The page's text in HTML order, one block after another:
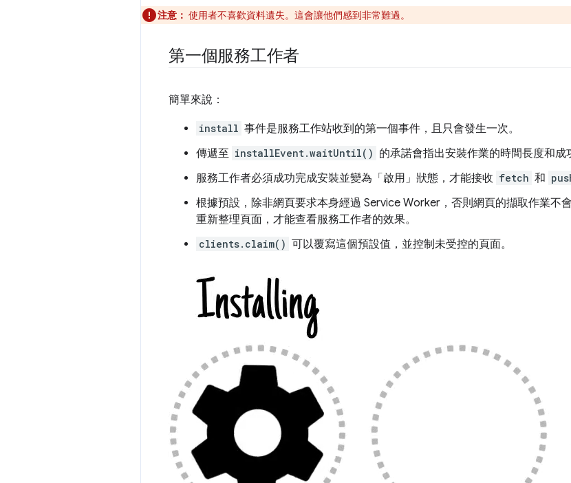
注意： 使用者不喜歡資料遺失。這會讓他們感到非常難過。
第一個服務工作者
簡單來說：
install 事件是服務工作站收到的第一個事件，且只會發生一次。
傳遞至 installEvent.waitUntil() 的承諾會指出安裝作業的時間長度和成
服務工作者必須成功完成安裝並變為「啟用」狀態，才能接收 fetch 和
根據預設，除非網頁要求本身經過 Service Worker，否則網頁的擷取作業不
重新整理頁面，才能查看服務工作者的效果。
clients.claim() 可以覆寫這個預設值，並控制未受控的頁面。